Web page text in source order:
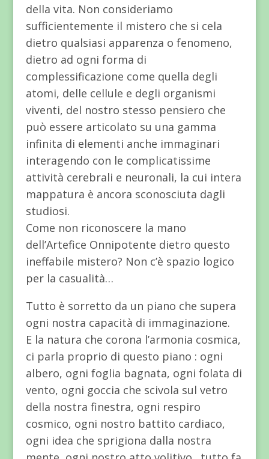
della vita. Non consideriamo
sufficientemente il mistero che si cela
dietro qualsiasi apparenza o fenomeno,
dietro ad ogni forma di
complessificazione come quella degli
atomi, delle cellule e degli organismi
viventi, del nostro stesso pensiero che
può essere articolato su una gamma
infinita di elementi anche immaginari
interagendo con le complicatissime
attività cerebrali e neuronali, la cui intera
mappatura è ancora sconosciuta dagli
studiosi.
Come non riconoscere la mano
dell’Artefice Onnipotente dietro questo
ineffabile mistero? Non c’è spazio logico
per la casualità…
Tutto è sorretto da un piano che supera
ogni nostra capacità di immaginazione.
E la natura che corona l’armonia cosmica,
ci parla proprio di questo piano : ogni
albero, ogni foglia bagnata, ogni folata di
vento, ogni goccia che scivola sul vetro
della nostra finestra, ogni respiro
cosmico, ogni nostro battito cardiaco,
ogni idea che sprigiona dalla nostra